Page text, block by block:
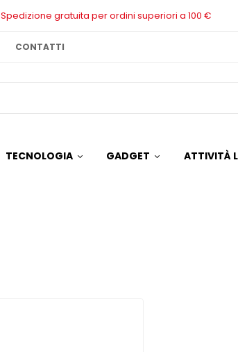
Spedizione gratuita per ordini superiori a 100 €
CONTATTI
TECNOLOGIA GADGET ATTIVITÀ